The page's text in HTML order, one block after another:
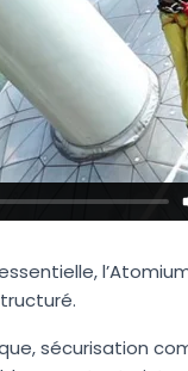
sécurisation